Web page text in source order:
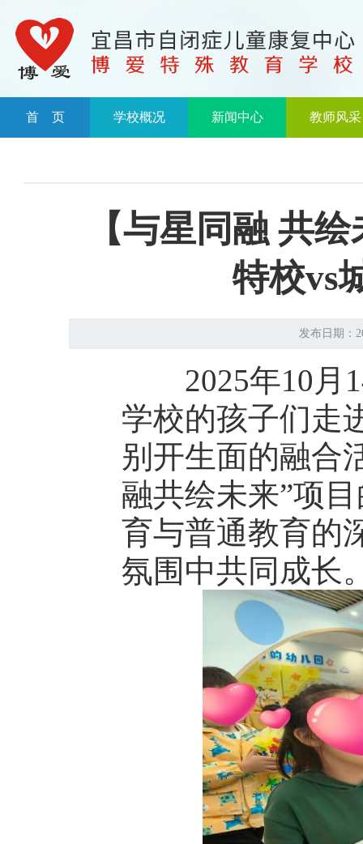
首 页 学校概况 新闻中心 教师风采
【与星同融 共
特校vs
发布日期：
2025年10月
学校的孩子们走
别开生面的融合
融共绘未来”项
育与普通教育的
氛围中共同成长